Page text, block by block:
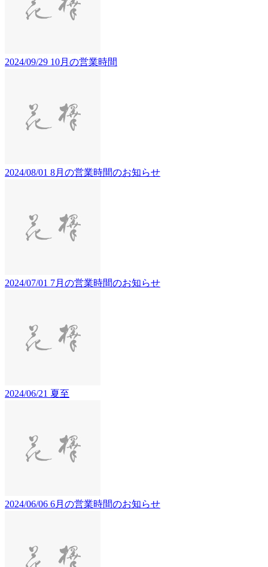
2024/09/29 10月の営業時間
2024/08/01 8月の営業時間のお知らせ
2024/07/01 7月の営業時間のお知らせ
2024/06/21 夏至
2024/06/06 6月の営業時間のお知らせ